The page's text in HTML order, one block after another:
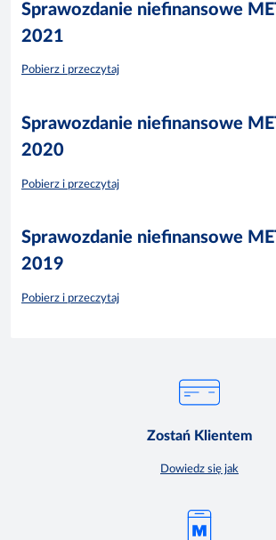
Sprawozdanie niefinansowe
2021
Pobierz i przeczytaj
Sprawozdanie niefinansowe
2020
Pobierz i przeczytaj
Sprawozdanie niefinansowe
2019
Pobierz i przeczytaj
Zostań Klientem
Dowiedz się jak